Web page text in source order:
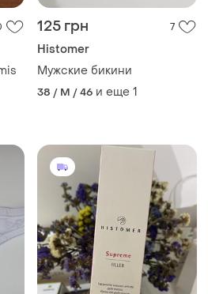
125 грн 7
Histomer
Мужские бикини
38 / M / 46 и еще 1